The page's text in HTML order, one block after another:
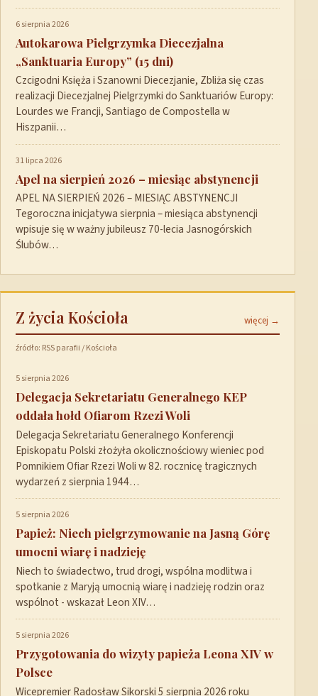
6 sierpnia 2026
Autokarowa Pielgrzymka Diecezjalna
„Sanktuaria Europy” (15 dni)
Czcigodni Księża i Szanowni Diecezjanie, Zbliża się czas
realizacji Diecezjalnej Pielgrzymki do Sanktuariów Europy:
Lourdes we Francji, Santiago de Compostella w
Hiszpanii…
31 lipca 2026
Apel na sierpień 2026 – miesiąc abstynencji
APEL NA SIERPIEŃ 2026 – MIESIĄC ABSTYNENCJI
Tegoroczna inicjatywa sierpnia – miesiąca abstynencji
wpisuje się w ważny jubileusz 70-lecia Jasnogórskich
Ślubów…
Z życia Kościoła więcej →
źródło: RSS parafii / Kościoła
5 sierpnia 2026
Delegacja Sekretariatu Generalnego KEP
oddała hołd Ofiarom Rzezi Woli
Delegacja Sekretariatu Generalnego Konferencji
Episkopatu Polski złożyła okolicznościowy wieniec pod
Pomnikiem Ofiar Rzezi Woli w 82. rocznicę tragicznych
wydarzeń z sierpnia 1944…
5 sierpnia 2026
Papież: Niech pielgrzymowanie na Jasną Górę
umocni wiarę i nadzieję
Niech to świadectwo, trud drogi, wspólna modlitwa i
spotkanie z Maryją umocnią wiarę i nadzieję rodzin oraz
wspólnot - wskazał Leon XIV…
5 sierpnia 2026
Przygotowania do wizyty papieża Leona XIV w
Polsce
Wicepremier Radosław Sikorski 5 sierpnia 2026 roku